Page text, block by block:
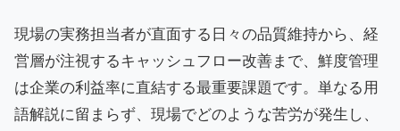
現場の実務担当者が直面する日々の品質維持から、経
営層が注視するキャッシュフロー改善まで、鮮度管理
は企業の利益率に直結する最重要課題です。単なる用
語解説に留まらず、現場でどのような苦労が発生し、